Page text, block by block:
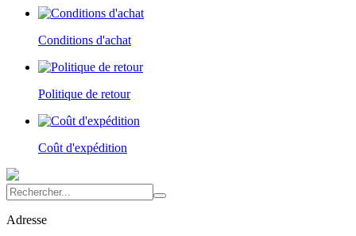
Conditions d'achat
Politique de retour
Coût d'expédition
Adresse